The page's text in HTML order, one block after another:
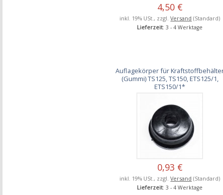
4,50 €
inkl. 19% USt., zzgl.Versand (Standard)
Lieferzeit: 3 - 4 Werktage
Auflagekörper für
(Gummi) TS125, TS150, ETS125/1,
ETS150/1*
0,93 €
inkl. 19% USt., zzgl.Versand (Standard)
Lieferzeit: 3 - 4 Werktage